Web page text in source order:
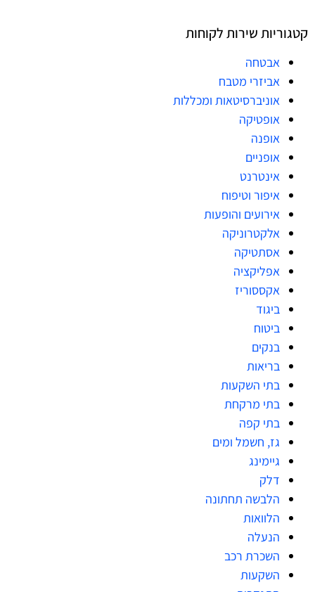
קטגוריות שירות לקוחות
אבטחה
אביזרי מטבח
אוניברסיטאות ומכללות
אופטיקה
אופנה
אופניים
אינטרנט
איפור וטיפוח
אירועים והופעות
אלקטרוניקה
אסתטיקה
אפליקציה
אקססוריז
ביגוד
ביטוח
בנקים
בריאות
בתי השקעות
בתי מרקחת
בתי קפה
גז, חשמל ומים
גיימינג
דלק
הלבשה תחתונה
הלוואות
הנעלה
השכרת רכב
השקעות